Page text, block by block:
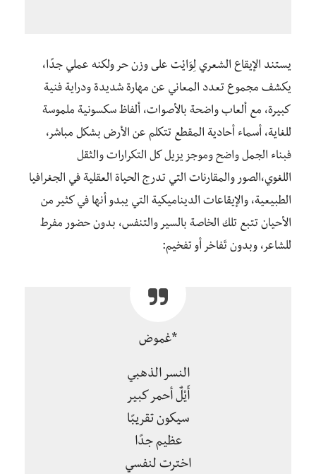
يستند الإيقاع الشعري لِوَايْت على وزن حر ولكنه عملي جدًا،
يكشف مجموع تعدد المعاني عن مهارة شديدة ودراية فنية
كبيرة، مع ألعاب واضحة بالأصوات، ألفاظ سكسونية ملموسة
للغاية، أسماء أحادية المقطع تتكلم عن الأرض بشكل مباشر،
فبناء الجمل واضح وموجز يزيل كل التكرارات والثقل
اللغوي،الصور والمقارنات التي تدرج الحياة العقلية في الجغرافيا
الطبيعية، والإيقاعات الديناميكية التي يبدو أنها في كثير من
الأحيان تتبع تلك الخاصة بالسير والتنفس، بدون حضور مفرط
للشاعر، وبدون تَفاخر أو تفخيم:
*غموض
النسر الذهبي
أَيْلٌ أحمر كبير
سيكون تقريبًا
عظيم جدًا
اخترت لنفسي